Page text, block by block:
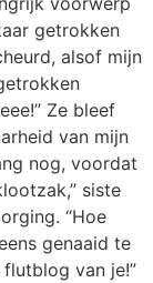
getrokken
alsof mijn
Ze bleef
van mijn
nog, voordat
siste
“Hoe
genaaid te
van je!”